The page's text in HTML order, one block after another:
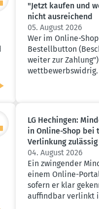
"Jetzt kaufen und
nicht ausrei­chend
05. August 2026
Wer im Online-
Bestellbutton
weiter zur
wettbewerbswidrig.
LG Hechingen:
in Online-Shop bei
Verlinkung zulässig
04. August 2026
Ein zwingender
einem Online-
sofern er klar
auffindbar verlinkt